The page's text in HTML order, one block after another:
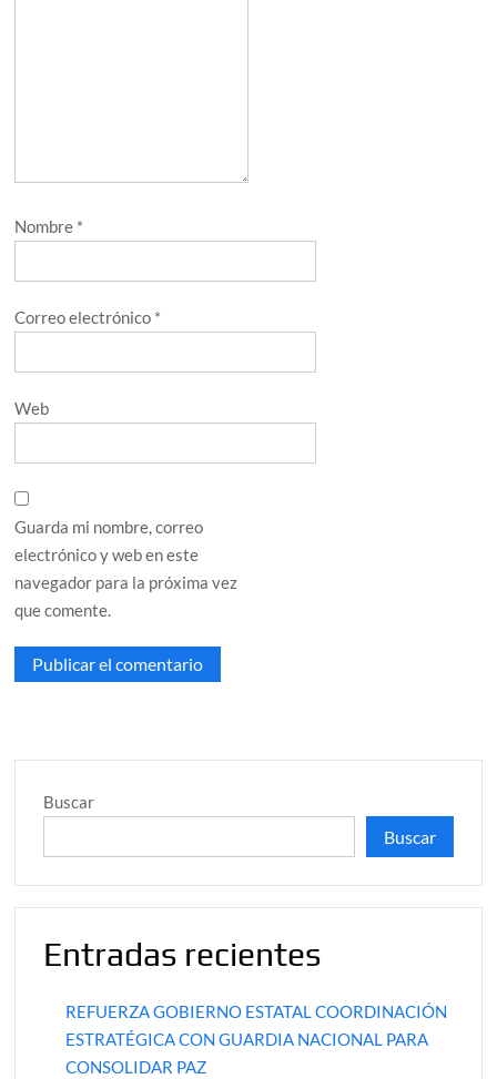
Nombre *
Correo electrónico *
Web
Guarda mi nombre, correo
electrónico y web en este
navegador para la próxima vez
que comente.
Buscar
Buscar
Entradas recientes
REFUERZA GOBIERNO ESTATAL COORDINACIÓN
ESTRATÉGICA CON GUARDIA NACIONAL PARA
CONSOLIDAR PAZ